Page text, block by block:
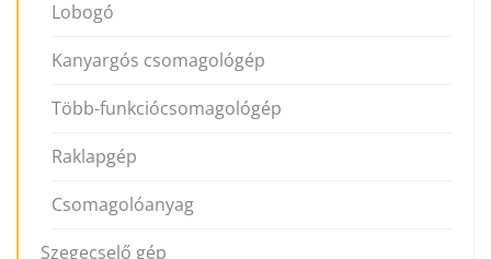
Lobogó
Kanyargós csomagológép
Több-funkciócsomagológép
Raklapgép
Csomagolóanyag
Szegecselő gép